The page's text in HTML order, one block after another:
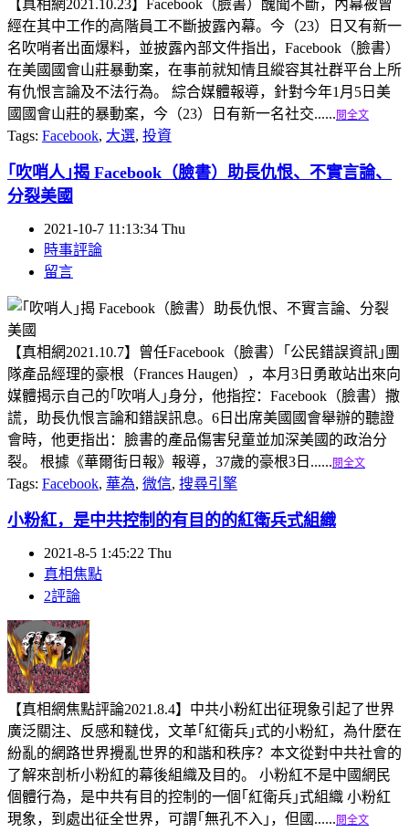
【真相網2021.10.23】Facebook（臉書）醜聞不斷，內幕被曾
經在其中工作的高階員工不斷披露內幕。今（23）日又有新一
名吹哨者出面爆料，並披露內部文件指出，Facebook（臉書）
在美國國會山莊暴動案，在事前就知情且縱容其社群平台上所
有仇恨言論及不法行為。 綜合媒體報導，針對今年1月5日美
國國會山莊的暴動案，今（23）日有新一名社交...... 閱全文
Tags: Facebook, 大選, 投資
｢吹哨人｣揭 Facebook（臉書）助長仇恨、不實言論、
分裂美國
2021-10-7 11:13:34 Thu
時事評論
留言
【真相網2021.10.7】曾任Facebook（臉書）｢公民錯誤資訊｣團
隊產品經理的豪根（Frances Haugen），本月3日勇敢站出來向
媒體揭示自己的｢吹哨人｣身分，他指控：Facebook（臉書）撒
謊，助長仇恨言論和錯誤訊息。6日出席美國國會舉辦的聽證
會時，他更指出：臉書的產品傷害兒童並加深美國的政治分
裂。 根據《華爾街日報》報導，37歲的豪根3日...... 閱全文
Tags: Facebook, 華為, 微信, 搜尋引擎
小粉紅，是中共控制的有目的的紅衛兵式組織
2021-8-5 1:45:22 Thu
真相焦點
2評論
【真相網焦點評論2021.8.4】中共小粉紅出征現象引起了世界
廣泛關注、反感和韃伐，文革｢紅衛兵｣式的小粉紅，為什麼在
紛亂的網路世界攪亂世界的和諧和秩序？本文從對中共社會的
了解來剖析小粉紅的幕後組織及目的。 小粉紅不是中國網民
個體行為，是中共有目的控制的一個｢紅衛兵｣式組織 小粉紅
現象，到處出征全世界，可謂｢無孔不入｣，但國...... 閱全文